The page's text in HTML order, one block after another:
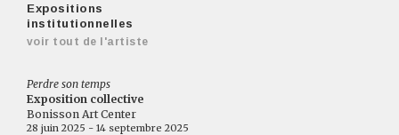
Expositions
institutionnelles
voir tout de l'artiste
Perdre son temps
Exposition collective
Bonisson Art Center
28 juin 2025 - 14 septembre 2025